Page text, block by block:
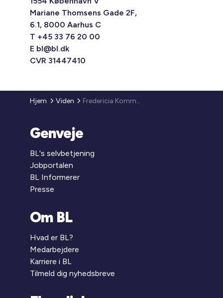
Mariane Thomsens Gade 2F,
6.1, 8000 Aarhus C
T +45 33 76 20 00
E bl@bl.dk
CVR 31447410
Hjem Viden Fredericia Kommune
Genveje
BL's selvbetjening
Jobportalen
BL Informerer
Presse
Om BL
Hvad er BL?
Medarbejdere
Karriere i BL
Tilmeld dig nyhedsbreve